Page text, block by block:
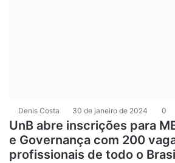
Denis Costa 30 de janeiro de 2024 0
UnB abre inscrições para
e Governança com 200
profissionais de todo o